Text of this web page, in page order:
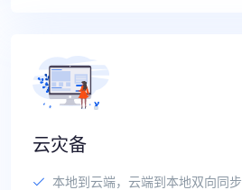
云灾备
本地到云端，云端到本地双向同步